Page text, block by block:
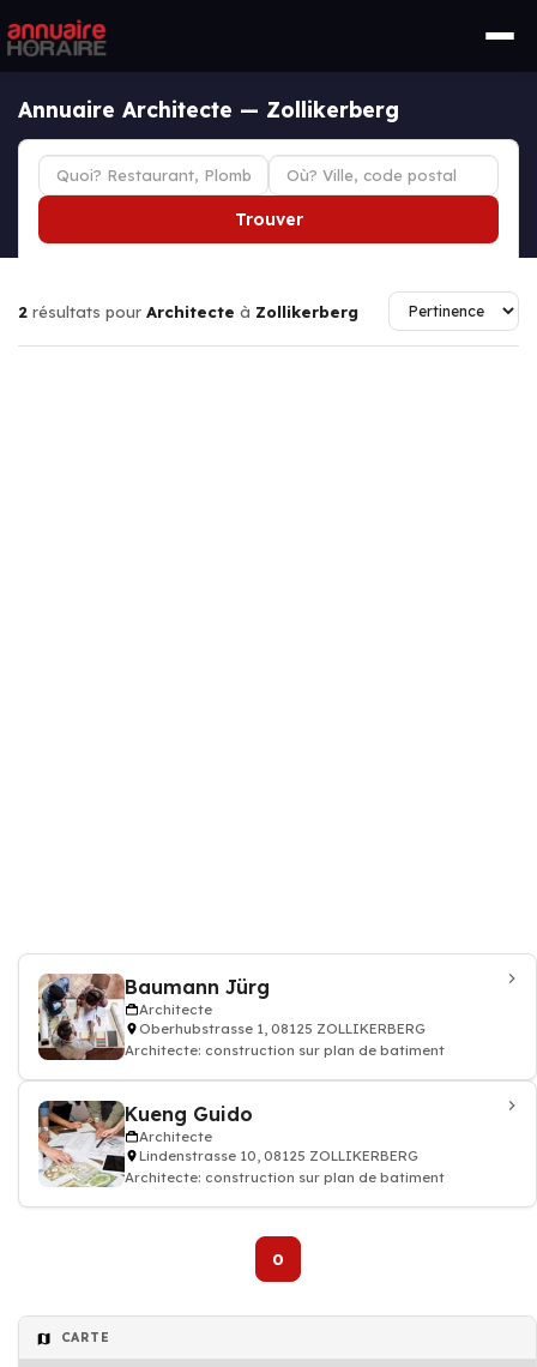
Annuaire Architecte — Zollikerberg
Trouver
2 résultats pour Architecte à Zollikerberg
Baumann Jürg
Architecte
Oberhubstrasse 1, 08125 ZOLLIKERBERG
Architecte: construction sur plan de batiment
Kueng Guido
Architecte
Lindenstrasse 10, 08125 ZOLLIKERBERG
Architecte: construction sur plan de batiment
0
CARTE